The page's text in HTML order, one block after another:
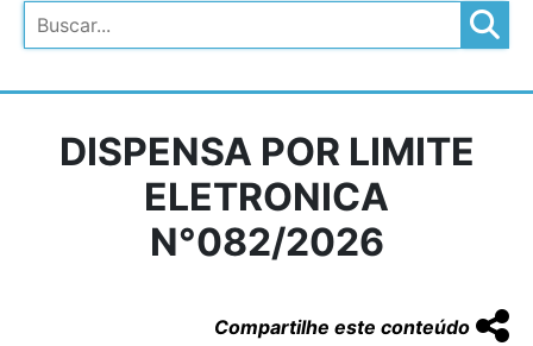
Pesquisar
DISPENSA POR LIMITE
ELETRONICA
N°082/2026
Compartilhe este conteúdo